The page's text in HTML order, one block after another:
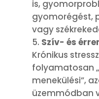
is,
gyomorégést,
vagy
Szív- és
Krónikus
folyamatosan
menekülési”,
üzemmódban